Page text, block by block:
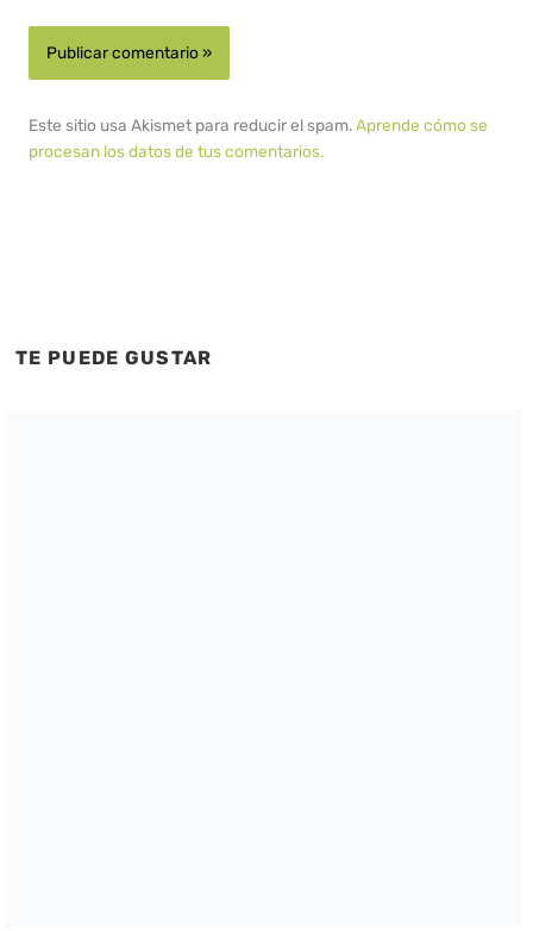
Este sitio usa Akismet para reducir el spam.Aprende cómo se
procesan los datos de tus comentarios.
TE PUEDE GUSTAR